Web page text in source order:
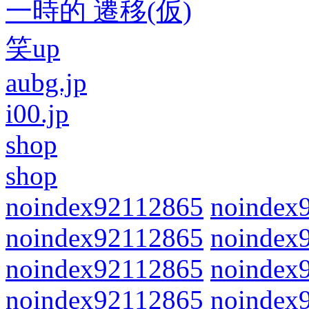
一時的 遷移(仮)
笑up
aubg.jp
i00.jp
shop
shop
noindex92112865
noindex92112865
noindex92112865
noindex92112865